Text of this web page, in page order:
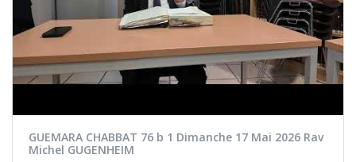
GUEMARA CHABBAT 76 b 1 Dimanche 17 Mai 2026 Rav
Michel GUGENHEIM